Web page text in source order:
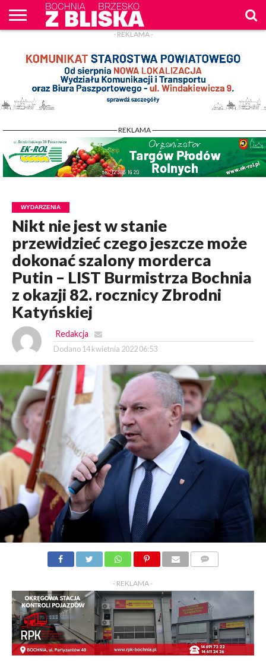
WPROST
REKLAM
- REKLAMA -
- REKLAMA -
WYDARZENIA
Nikt nie jest w stanie
przewidzieć czego jeszcze może
dokonać szalony morderca
Putin – LIST Burmistrza Bochnia
z okazji 82. rocznicy Zbrodni
Katyńskiej
Redakcja
Dodano 14 kwietnia 2022 06:53
- REKLAMA -